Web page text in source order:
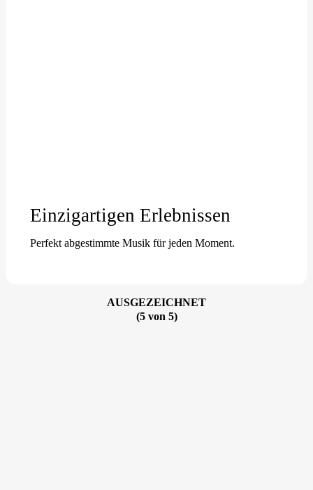
Einzigartigen Erlebnissen
Perfekt abgestimmte Musik für jeden Moment.
AUSGEZEICHNET
(5 von 5)